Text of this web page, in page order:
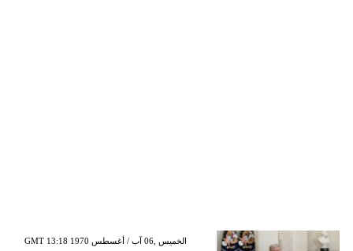
GMT 13:18 1970 الخميس ,06 آب / أغسطس